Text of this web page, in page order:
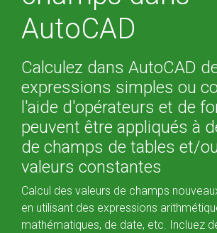
AutoCAD
Calculez dans AutoCAD
expressions simples ou
l'aide d'opérateurs et de
peuvent être appliqués à
de champs de tables et/
valeurs constantes
Calcul des valeurs de champs
en utilisant des expressions
mathématiques, de date, etc. Incluez